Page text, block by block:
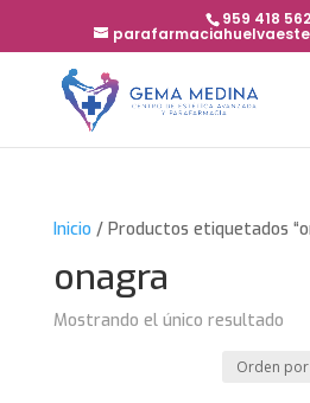
959 418 562
Inicio / Productos etiquetados
onagra
Mostrando el único resultado